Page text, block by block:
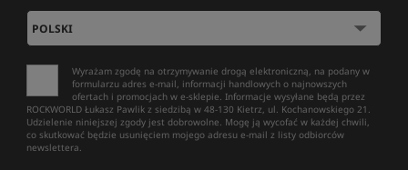
Wyrażam zgodę na otrzymywanie drogą elektroniczną, na podany w
formularzu adres e-mail, informacji handlowych o najnowszych
ofertach i promocjach w e-sklepie. Informacje wysyłane będą przez
ROCKWORLD Łukasz Pawlik z siedzibą w 48-130 Kietrz, ul. Kochanowskiego 21.
Udzielenie niniejszej zgody jest dobrowolne. Mogę ją wycofać w każdej chwili,
co skutkować będzie usunięciem mojego adresu e-mail z listy odbiorców
newslettera.